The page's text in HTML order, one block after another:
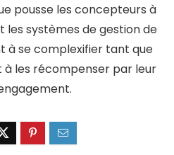
pousse les concepteurs à
les systèmes de gestion de
à se complexifier tant que
à les récompenser par leur